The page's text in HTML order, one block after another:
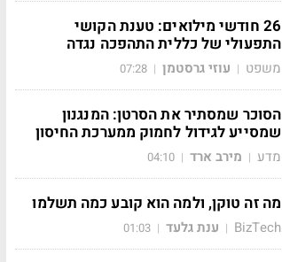
26 חודשי מילואים: טענת הקושי
התפעולי של כללית התהפכה נגדה
משפט | עוזי גרסטמן |
07:28
הסוכר שמסתיר את הסרטן: המנגנון
שמסייע לגידול לחמוק ממערכת החיסון
מדע | מירב ארד |
04:10
מה זה טוקן, ולמה הוא קובע כמה תשלמו
BizTech
| ענת גלעד |
01:03